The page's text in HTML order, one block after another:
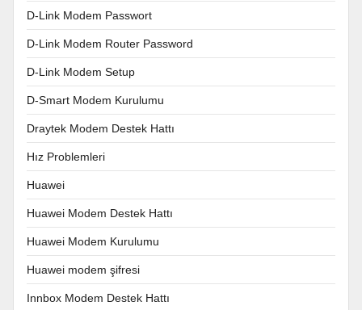
D-Link Modem Passwort
D-Link Modem Router Password
D-Link Modem Setup
D-Smart Modem Kurulumu
Draytek Modem Destek Hattı
Hız Problemleri
Huawei
Huawei Modem Destek Hattı
Huawei Modem Kurulumu
Huawei modem şifresi
Innbox Modem Destek Hattı